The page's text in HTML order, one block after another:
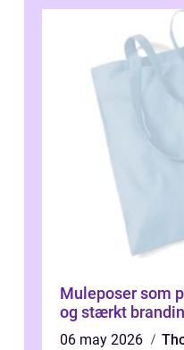
Muleposer som
og stærkt
06 may 2026